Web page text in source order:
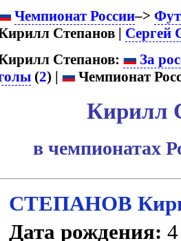
Чемпионат России–>
Степанов | Сергей
Степанов:
За
(2) | Чемпионат
Кирилл
в чемпионатах
СТЕПАНОВ
Дата рождения: